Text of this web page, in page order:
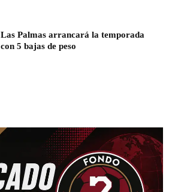
Las Palmas arrancará la temporada
con 5 bajas de peso